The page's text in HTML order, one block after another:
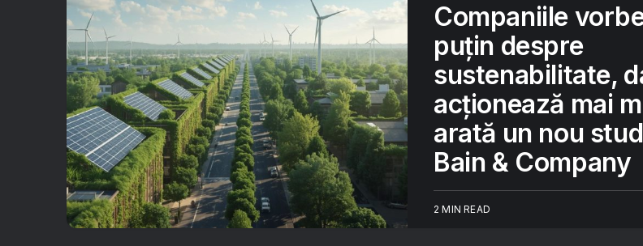
Companiile
puțin despre
sustenabilitate,
acționează mai
arată un nou
Bain & Company
2 MIN READ